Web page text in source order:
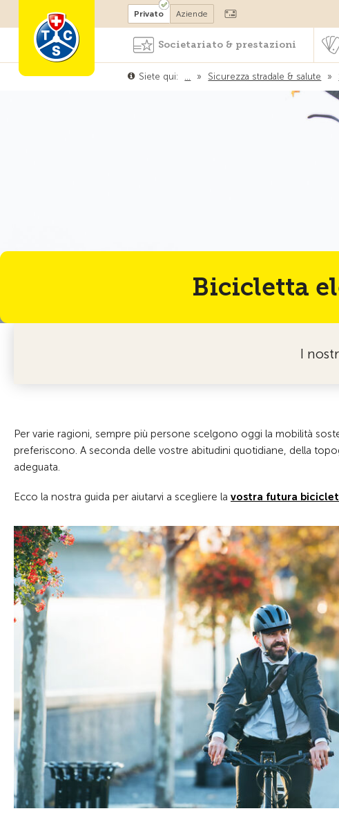
Diventare socio
Privato Aziende
Societariato & prestazioni
Siete qui: … » Sicurezza stradale & salute »
Bicicletta
I
Per varie ragioni, sempre più persone scelgono oggi la mobilità
preferiscono. A seconda delle vostre abitudini quotidiane, della
adeguata.
Ecco la nostra guida per aiutarvi a scegliere la vostra futura